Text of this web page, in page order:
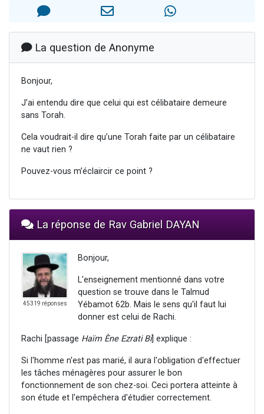
6 personnes viennent de faire un don pour 5 enfants déjà orphelins risquent de perdre leur maman
Il reste 49 places pour étudier en groupe sur Zoom
La question de Anonyme
Bonjour,
J’ai entendu dire que celui qui est célibataire demeure
sans Torah.
Cela voudrait-il dire qu’une Torah faite par un célibataire
ne vaut rien ?
Pouvez-vous m’éclaircir ce point ?
La réponse de Rav Gabriel DAYAN
45319 réponses
Bonjour,
L'enseignement mentionné dans votre
question se trouve dans le Talmud
Yébamot 62b. Mais le sens qu'il faut lui
donner est celui de Rachi.
Rachi [passage Haïm Ène Ezrati Bi] explique :
Si l'homme n'est pas marié, il aura l'obligation d'effectuer
les tâches ménagères pour assurer le bon
fonctionnement de son chez-soi. Ceci portera atteinte à
son étude et l'empêchera d'étudier correctement.